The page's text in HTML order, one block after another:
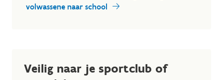
volwassene naar school
Veilig naar je sportclub of